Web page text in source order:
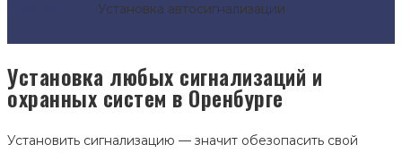
Установка автосигнализации
Установка любых сигнализаций и
охранных систем в Оренбурге
Установить сигнализацию — значит обезопасить свой